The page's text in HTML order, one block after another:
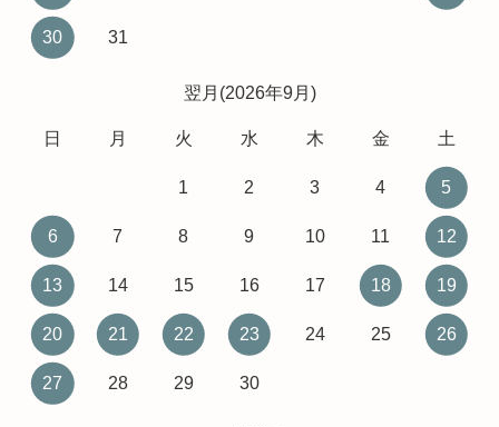
30 31
翌月(2026年9月)
日 月 火 水 木 金 土
1 2 3 4 5
6 7 8 9 10 11 12
13 14 15 16 17 18 19
20 21 22 23 24 25 26
27 28 29 30